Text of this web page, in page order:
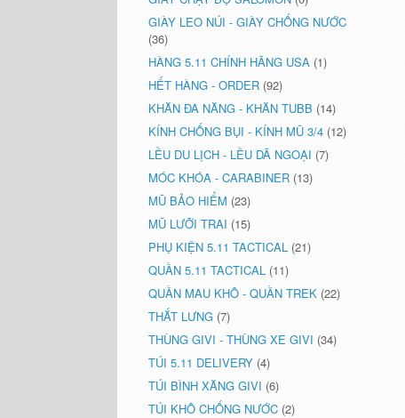
GIÀY LEO NÚI - GIÀY CHỐNG NƯỚC
(36)
HÀNG 5.11 CHÍNH HÃNG USA (1)
HẾT HÀNG - ORDER (92)
KHĂN ĐA NĂNG - KHĂN TUBB (14)
KÍNH CHỐNG BỤI - KÍNH MŨ 3/4 (12)
LỀU DU LỊCH - LỀU DÃ NGOẠI (7)
MÓC KHÓA - CARABINER (13)
MŨ BẢO HIỂM (23)
MŨ LƯỠI TRAI (15)
PHỤ KIỆN 5.11 TACTICAL (21)
QUẦN 5.11 TACTICAL (11)
QUẦN MAU KHÔ - QUẦN TREK (22)
THẮT LƯNG (7)
THÙNG GIVI - THÙNG XE GIVI (34)
TÚI 5.11 DELIVERY (4)
TÚI BÌNH XĂNG GIVI (6)
TÚI KHÔ CHỐNG NƯỚC (2)